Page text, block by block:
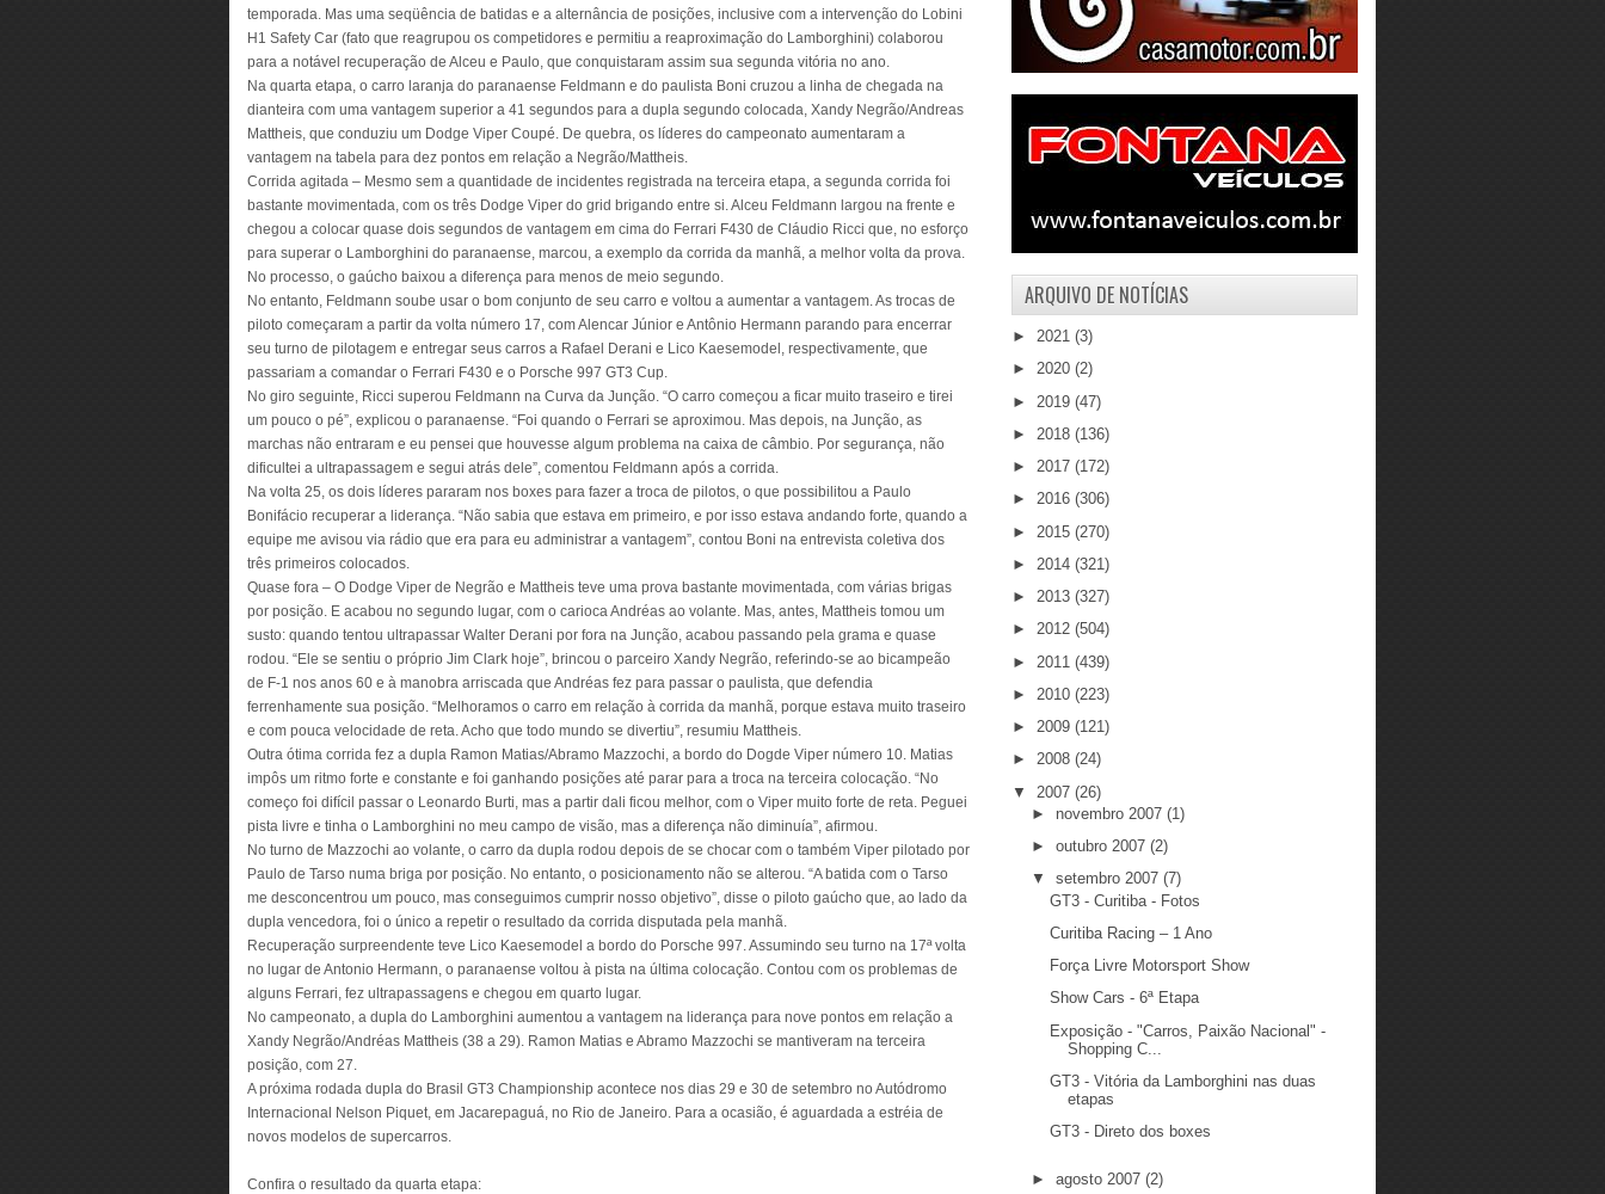
temporada. Mas uma seqüência de batidas e a alternância de posições, inclusive com a intervenção do Lobini
H1 Safety Car (fato que reagrupou os competidores e permitiu a reaproximação do Lamborghini) colaborou
para a notável recuperação de Alceu e Paulo, que conquistaram assim sua segunda vitória no ano.
Na quarta etapa, o carro laranja do paranaense Feldmann e do paulista Boni cruzou a linha de chegada na
dianteira com uma vantagem superior a 41 segundos para a dupla segundo colocada, Xandy Negrão/Andreas
Mattheis, que conduziu um Dodge Viper Coupé. De quebra, os líderes do campeonato aumentaram a
vantagem na tabela para dez pontos em relação a Negrão/Mattheis.
Corrida agitada – Mesmo sem a quantidade de incidentes registrada na terceira etapa, a segunda corrida foi
bastante movimentada, com os três Dodge Viper do grid brigando entre si. Alceu Feldmann largou na frente e
chegou a colocar quase dois segundos de vantagem em cima do Ferrari F430 de Cláudio Ricci que, no esforço
para superar o Lamborghini do paranaense, marcou, a exemplo da corrida da manhã, a melhor volta da prova.
No processo, o gaúcho baixou a diferença para menos de meio segundo.
No entanto, Feldmann soube usar o bom conjunto de seu carro e voltou a aumentar a vantagem. As trocas de
piloto começaram a partir da volta número 17, com Alencar Júnior e Antônio Hermann parando para encerrar
seu turno de pilotagem e entregar seus carros a Rafael Derani e Lico Kaesemodel, respectivamente, que
passariam a comandar o Ferrari F430 e o Porsche 997 GT3 Cup.
No giro seguinte, Ricci superou Feldmann na Curva da Junção. “O carro começou a ficar muito traseiro e tirei
um pouco o pé”, explicou o paranaense. “Foi quando o Ferrari se aproximou. Mas depois, na Junção, as
marchas não entraram e eu pensei que houvesse algum problema na caixa de câmbio. Por segurança, não
dificultei a ultrapassagem e segui atrás dele”, comentou Feldmann após a corrida.
Na volta 25, os dois líderes pararam nos boxes para fazer a troca de pilotos, o que possibilitou a Paulo
Bonifácio recuperar a liderança. “Não sabia que estava em primeiro, e por isso estava andando forte, quando a
equipe me avisou via rádio que era para eu administrar a vantagem”, contou Boni na entrevista coletiva dos
três primeiros colocados.
Quase fora – O Dodge Viper de Negrão e Mattheis teve uma prova bastante movimentada, com várias brigas
por posição. E acabou no segundo lugar, com o carioca Andréas ao volante. Mas, antes, Mattheis tomou um
susto: quando tentou ultrapassar Walter Derani por fora na Junção, acabou passando pela grama e quase
rodou. “Ele se sentiu o próprio Jim Clark hoje”, brincou o parceiro Xandy Negrão, referindo-se ao bicampeão
de F-1 nos anos 60 e à manobra arriscada que Andréas fez para passar o paulista, que defendia
ferrenhamente sua posição. “Melhoramos o carro em relação à corrida da manhã, porque estava muito traseiro
e com pouca velocidade de reta. Acho que todo mundo se divertiu”, resumiu Mattheis.
Outra ótima corrida fez a dupla Ramon Matias/Abramo Mazzochi, a bordo do Dogde Viper número 10. Matias
impôs um ritmo forte e constante e foi ganhando posições até parar para a troca na terceira colocação. “No
começo foi difícil passar o Leonardo Burti, mas a partir dali ficou melhor, com o Viper muito forte de reta. Peguei
pista livre e tinha o Lamborghini no meu campo de visão, mas a diferença não diminuía”, afirmou.
No turno de Mazzochi ao volante, o carro da dupla rodou depois de se chocar com o também Viper pilotado por
Paulo de Tarso numa briga por posição. No entanto, o posicionamento não se alterou. “A batida com o Tarso
me desconcentrou um pouco, mas conseguimos cumprir nosso objetivo”, disse o piloto gaúcho que, ao lado da
dupla vencedora, foi o único a repetir o resultado da corrida disputada pela manhã.
Recuperação surpreendente teve Lico Kaesemodel a bordo do Porsche 997. Assumindo seu turno na 17ª volta
no lugar de Antonio Hermann, o paranaense voltou à pista na última colocação. Contou com os problemas de
alguns Ferrari, fez ultrapassagens e chegou em quarto lugar.
No campeonato, a dupla do Lamborghini aumentou a vantagem na liderança para nove pontos em relação a
Xandy Negrão/Andréas Mattheis (38 a 29). Ramon Matias e Abramo Mazzochi se mantiveram na terceira
posição, com 27.
A próxima rodada dupla do Brasil GT3 Championship acontece nos dias 29 e 30 de setembro no Autódromo
Internacional Nelson Piquet, em Jacarepaguá, no Rio de Janeiro. Para a ocasião, é aguardada a estréia de
novos modelos de supercarros.
Confira o resultado da quarta etapa:
ARQUIVO DE NOTÍCIAS
► 2021 (3)
► 2020 (2)
► 2019 (47)
► 2018 (136)
► 2017 (172)
► 2016 (306)
► 2015 (270)
► 2014 (321)
► 2013 (327)
► 2012 (504)
► 2011 (439)
► 2010 (223)
► 2009 (121)
► 2008 (24)
▼ 2007 (26)
► novembro 2007 (1)
► outubro 2007 (2)
▼ setembro 2007 (7)
GT3 - Curitiba - Fotos
Curitiba Racing – 1 Ano
Força Livre Motorsport Show
Show Cars - 6ª Etapa
Exposição - "Carros, Paixão Nacional" -
Shopping C...
GT3 - Vitória da Lamborghini nas duas
etapas
GT3 - Direto dos boxes
► agosto 2007 (2)